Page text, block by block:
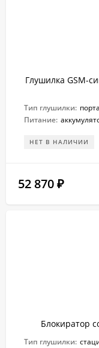
Глушилка GSM-
Тип глушилки:
Питание:
НЕТ В НАЛИЧИИ
52 870 ₽
Блокиратор
Тип глушилки: